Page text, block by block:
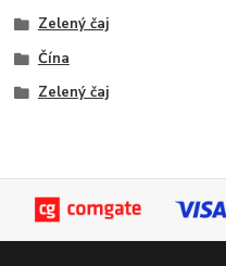
Zelený čaj
Čína
Zelený čaj